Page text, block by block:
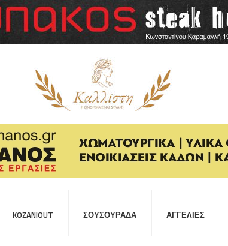
KOZANIOUT ΣΟΥΣΟΥΡΆΔΑ ΑΓΓΕΛΊΕΣ